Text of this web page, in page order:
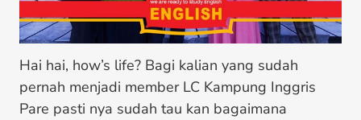
Hai hai, how’s life? Bagi kalian yang sudah
pernah menjadi member LC Kampung Inggris
Pare pasti nya sudah tau kan bagaimana